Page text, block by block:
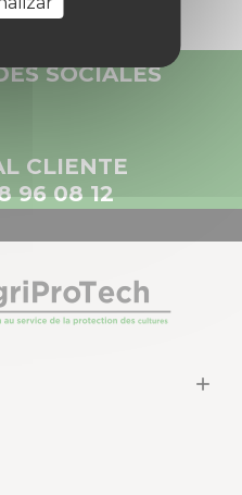
SOCIALES
CLIENTE
96 08 12
